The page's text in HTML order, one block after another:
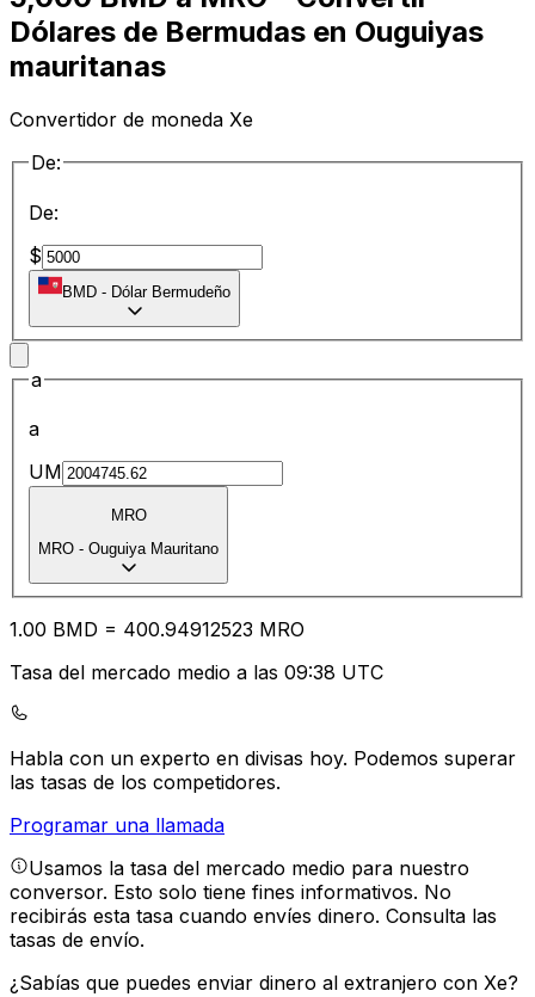
Dólares de Bermudas en Ouguiyas
mauritanas
Convertidor de moneda Xe
De:
De:
$
BMD - Dólar Bermudeño
a
a
UM
MRO
MRO - Ouguiya Mauritano
1.00 BMD = 400.94912523 MRO
Tasa del mercado medio a las 09:38 UTC
Habla con un experto en divisas hoy. Podemos superar
las tasas de los competidores.
Programar una llamada
Usamos la tasa del mercado medio para nuestro
conversor. Esto solo tiene fines informativos. No
recibirás esta tasa cuando envíes dinero. Consulta las
tasas de envío.
¿Sabías que puedes enviar dinero al extranjero con Xe?